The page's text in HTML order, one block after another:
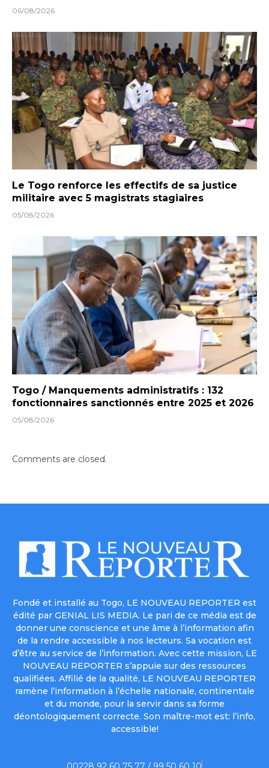
06/08/2026
Le Togo renforce les effectifs de sa justice
militaire avec 5 magistrats stagiaires
05/08/2026
Togo / Manquements administratifs : 132
fonctionnaires sanctionnés entre 2025 et 2026
05/08/2026
Comments are closed.
Fondé et installé au Togo, LE NOUVEAU REPORTER est
édité par GENIAL LIS MEDIA. Le pari de ce média est de
donner une conscience et une âme à l’information afin
de la rendre accessible à nos lecteurs. Sa vocation est
d’être au service de l’information. Avec cette mission, LE
NOUVEAU REPORTER s’appuie sur des ressources
qualifiées. Affilié de la qualité, LE NOUVEAU REPORTER
ramène l’information à l’échelle nationale, continentale
et du monde, pour la servir dans sa forme
déontologiquement correcte. Son maître-mot est: l’info,
accessible!